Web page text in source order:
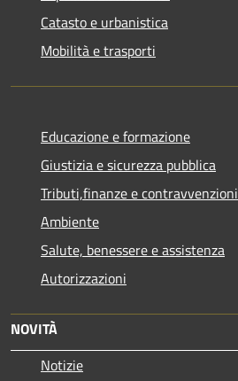
Catasto e urbanistica
Mobilità e trasporti
Educazione e formazione
Giustizia e sicurezza pubblica
Tributi,finanze e contravvenzioni
Ambiente
Salute, benessere e assistenza
Autorizzazioni
NOVITÀ
Notizie